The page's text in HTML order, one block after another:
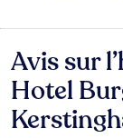
Avis
Avis sur
Hotel